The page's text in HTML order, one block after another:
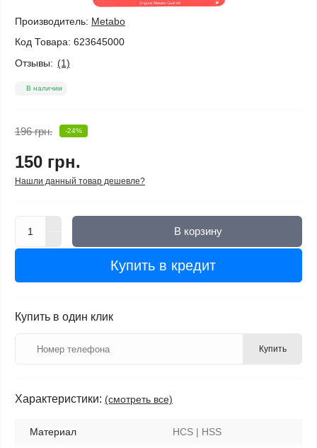
Производитель: Metabo
Код Товара: 623645000
Отзывы: (1)
В наличии
196 грн. -24%
150 грн.
Нашли данный товар дешевле?
В корзину
Купить в кредит
Купить в один клик
Купить
Характеристики: (смотреть все)
Материал HCS | HSS